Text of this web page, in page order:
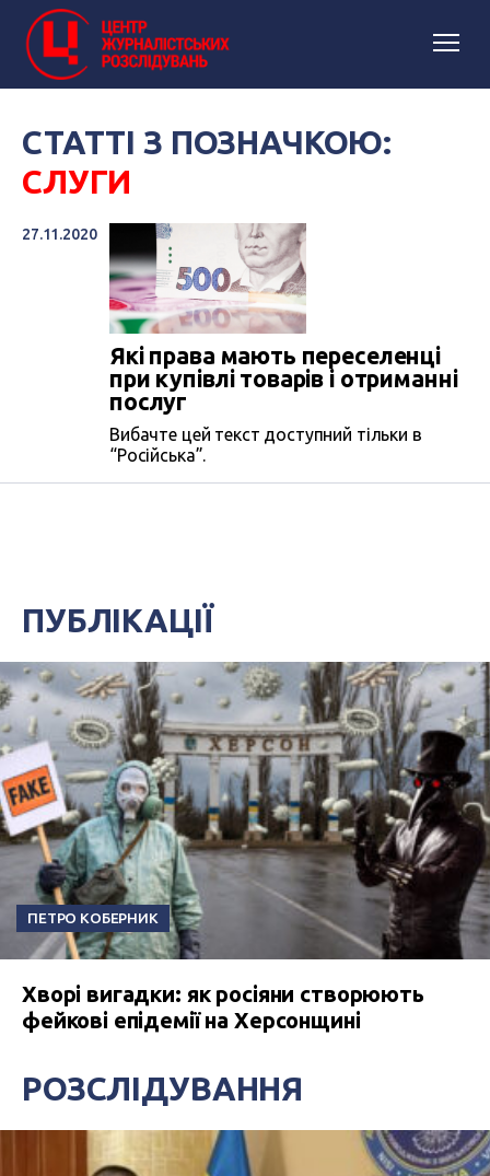
СТАТТІ З ПОЗНАЧКОЮ:
СЛУГИ
27.11.2020
Які права мають переселенці
при купівлі товарів і отриманні
послуг
Вибачте цей текст доступний тільки в
“Російська”.
ПУБЛІКАЦІЇ
ПЕТРО КОБЕРНИК
Хворі вигадки: як росіяни створюють
фейкові епідемії на Херсонщині
РОЗСЛІДУВАННЯ